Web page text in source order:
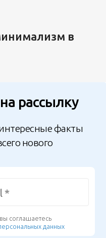
в
рассылку
факты
нового
соглашаетесь
данных